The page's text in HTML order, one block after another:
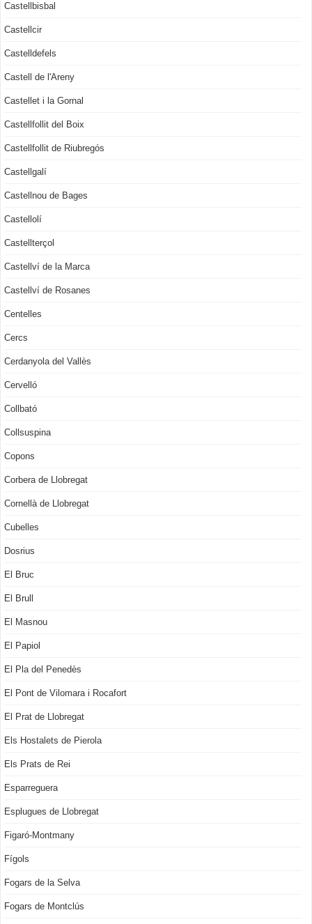
Castellbisbal
Castellcir
Castelldefels
Castell de l'Areny
Castellet i la Gornal
Castellfollit del Boix
Castellfollit de Riubregós
Castellgalí
Castellnou de Bages
Castellolí
Castellterçol
Castellví de la Marca
Castellví de Rosanes
Centelles
Cercs
Cerdanyola del Vallès
Cervelló
Collbató
Collsuspina
Copons
Corbera de Llobregat
Cornellà de Llobregat
Cubelles
Dosrius
El Bruc
El Brull
El Masnou
El Papiol
El Pla del Penedès
El Pont de Vilomara i Rocafort
El Prat de Llobregat
Els Hostalets de Pierola
Els Prats de Rei
Esparreguera
Esplugues de Llobregat
Figaró-Montmany
Fígols
Fogars de la Selva
Fogars de Montclús